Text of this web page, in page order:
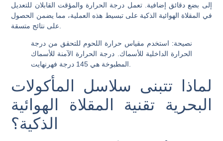
إلى بضع دقائق إضافية. تعمل درجة الحرارة والمؤقت القابلان للتعديل
في المقلاة الهوائية الذكية على تبسيط هذه العملية، مما يضمن الحصول
نصيحة: استخدم مقياس حرارة اللحوم للتحقق من درجة
الحرارة الداخلية للأسماك. درجة الحرارة الآمنة للأسماك
لماذا تتبنى سلاسل المأكولات
البحرية تقنية المقلاة الهوائية
الذكية؟